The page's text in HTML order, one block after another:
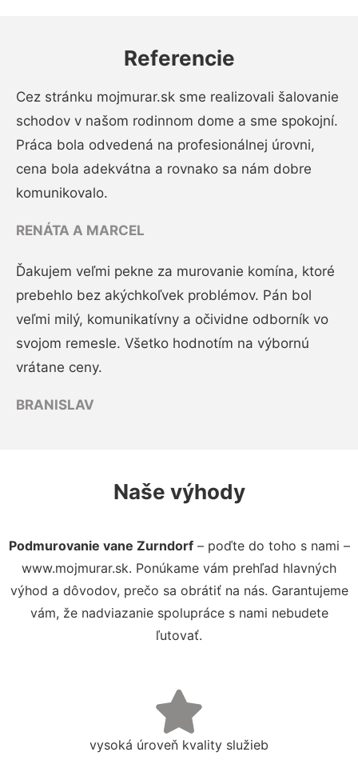
Referencie
Cez stránku mojmurar.sk sme realizovali šalovanie
schodov v našom rodinnom dome a sme spokojní.
Práca bola odvedená na profesionálnej úrovni,
cena bola adekvátna a rovnako sa nám dobre
komunikovalo.
RENÁTA A MARCEL
Ďakujem veľmi pekne za murovanie komína, ktoré
prebehlo bez akýchkoľvek problémov. Pán bol
veľmi milý, komunikatívny a očividne odborník vo
svojom remesle. Všetko hodnotím na výbornú
vrátane ceny.
BRANISLAV
Naše výhody
Podmurovanie vane Zurndorf– poďte do toho s nami –
www.mojmurar.sk. Ponúkame vám prehľad hlavných
výhod a dôvodov, prečo sa obrátiť na nás. Garantujeme
vám, že nadviazanie spolupráce s nami nebudete
ľutovať.
vysoká úroveň kvality služieb